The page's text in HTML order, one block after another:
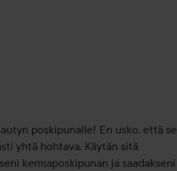
poskipunalle! En usko, että se
yhtä hohtava. Käytän sitä
kermaposkipunan ja saadakseni